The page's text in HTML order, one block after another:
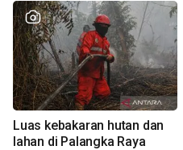
Luas kebakaran hutan dan
lahan di Palangka Raya